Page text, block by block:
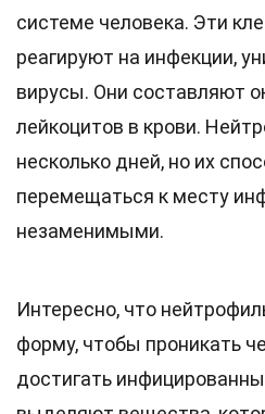
системе человека. Эти
реагируют на инфекции,
вирусы. Они составляют
лейкоцитов в крови.
несколько дней, но их
перемещаться к месту
незаменимыми.
Интересно, что
форму, чтобы проникать
достигать